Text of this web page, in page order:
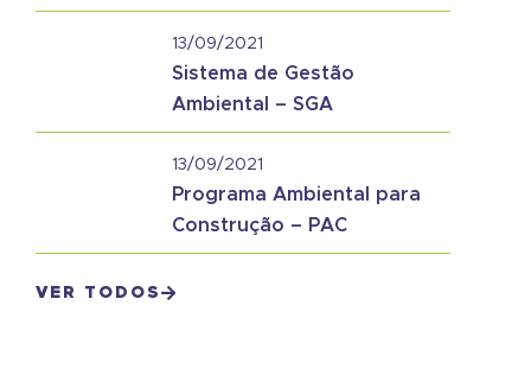
13/09/2021
Sistema de Gestão
Ambiental – SGA
13/09/2021
Programa Ambiental para
Construção – PAC
VER TODOS